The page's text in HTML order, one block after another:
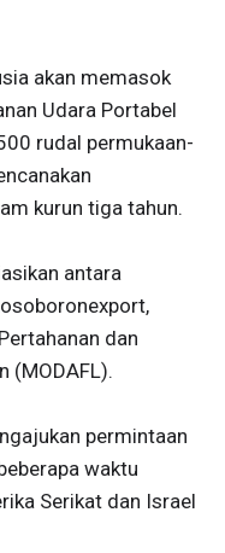
akan memasok
Udara Portabel
rudal permukaan-
kurun tiga tahun.
antara
dan
(MODAFL).
permintaan
waktu
Serikat dan Israel